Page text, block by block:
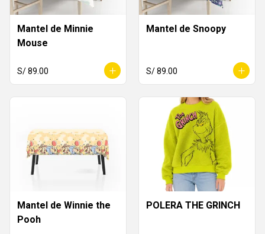
Mantel de Minnie
Mouse
S/ 89.00
Mantel de Snoopy
S/ 89.00
Mantel de Winnie the
Pooh
POLERA THE GRINCH